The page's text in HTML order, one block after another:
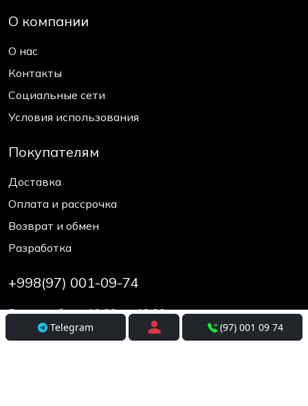
О компании
О нас
Контакты
Социальные сети
Условия использования
Покупателям
Доставка
Оплата и рассрочка
Возврат и обмен
Разработка
+998(97) 001-09-74
Время работы 10:00 до 19:00
Telegram (97) 001 09 74